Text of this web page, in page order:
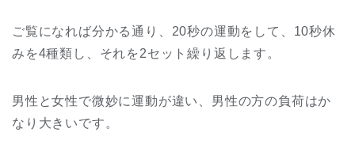
ご覧になれば分かる通り、20秒の運動をして、10秒休
みを4種類し、それを2セット繰り返します。
男性と女性で微妙に運動が違い、男性の方の負荷はか
なり大きいです。